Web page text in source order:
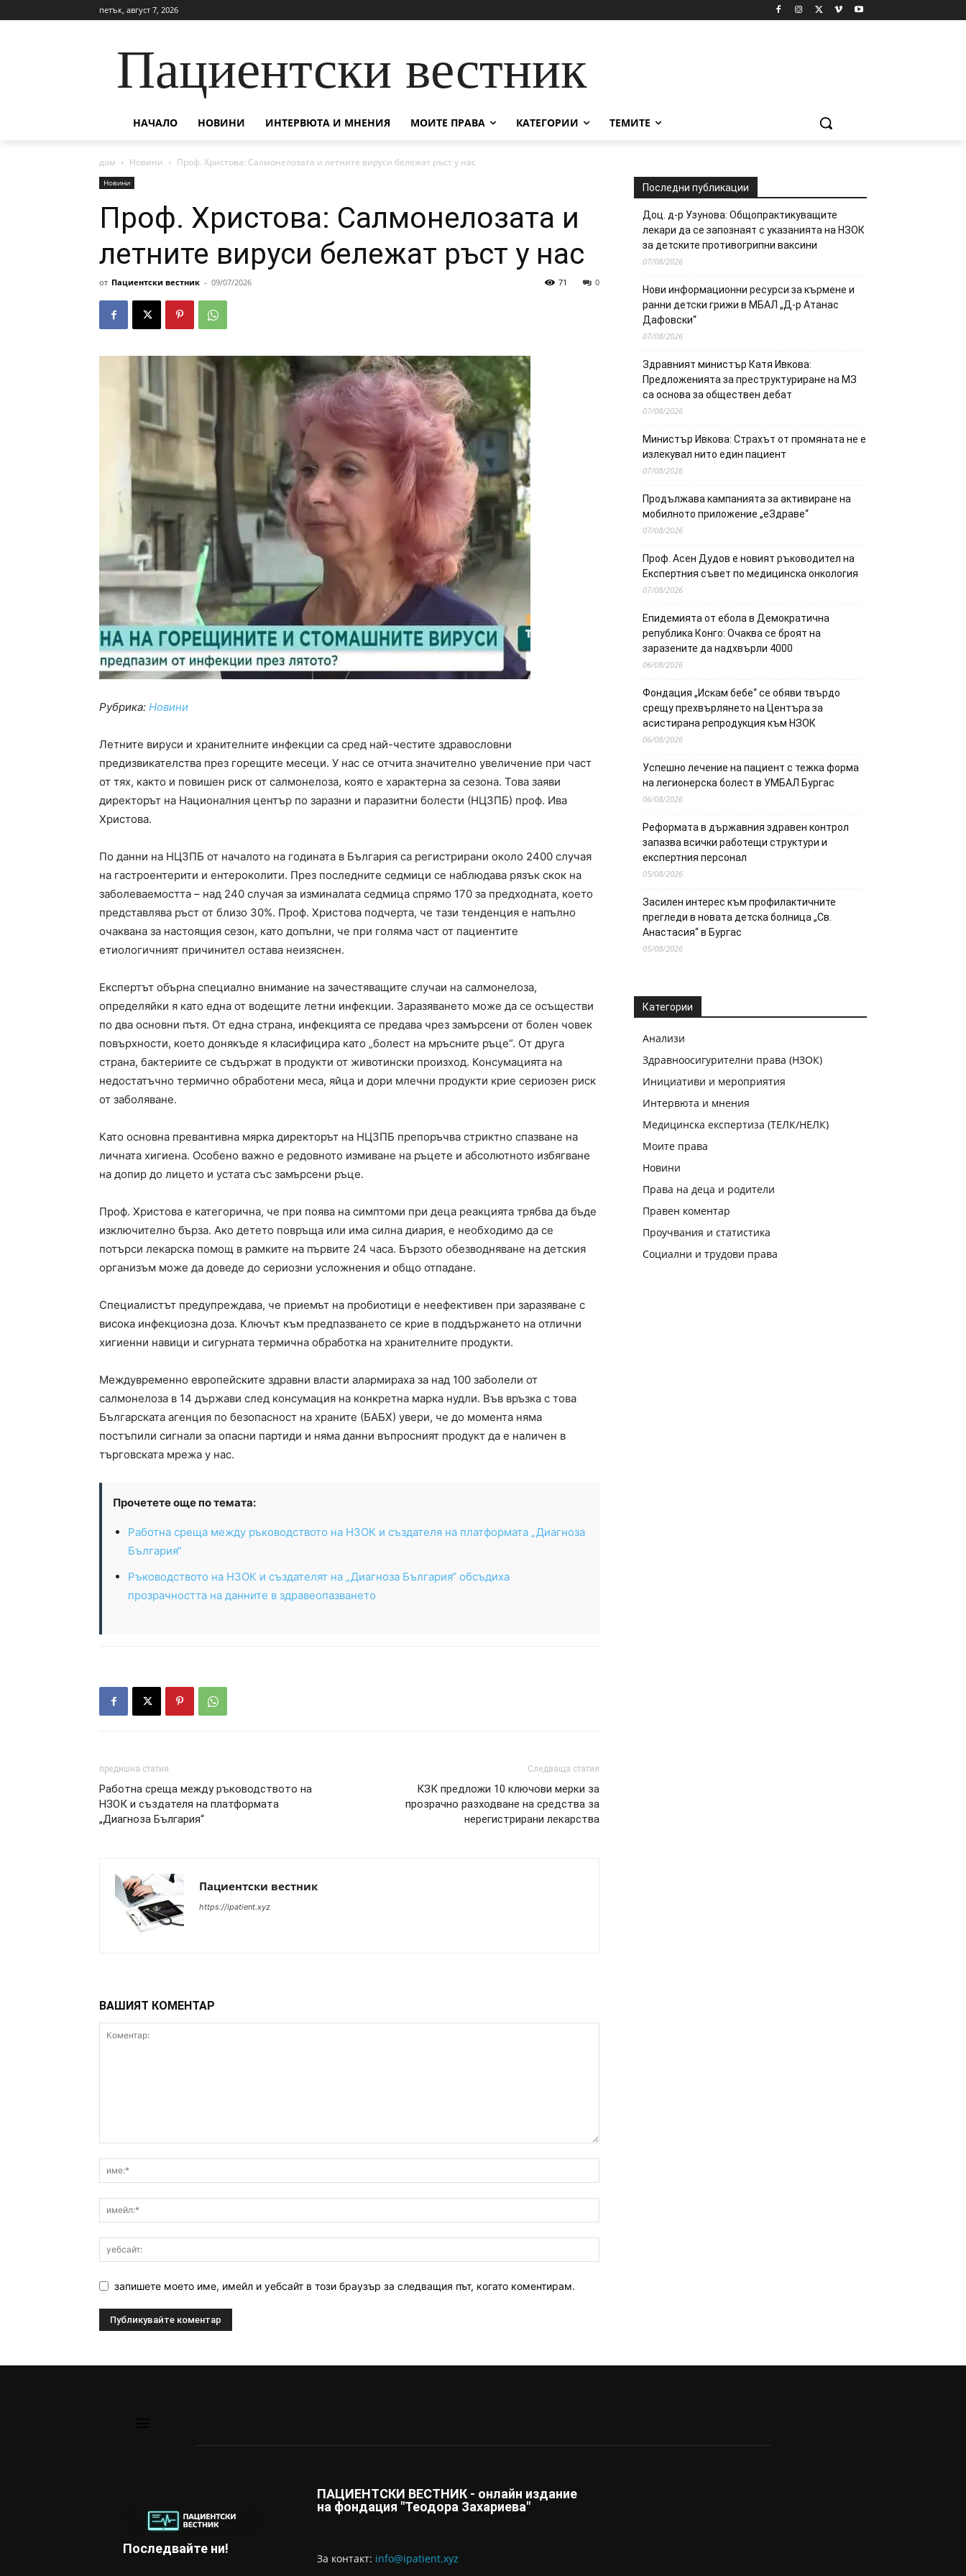
петък, август 7, 2026
Пациентски вестник
НАЧАЛО НОВИНИ ИНТЕРВЮТА И МНЕНИЯ МОИТЕ ПРАВА КАТЕГОРИИ ТЕМИТЕ
дом Новини Проф. Христова: Салмонелозата и летните вируси бележат ръст у нас
Новини
Проф. Христова: Салмонелозата и
летните вируси бележат ръст у нас
от Пациентски вестник - 09/07/2026 0
71
Рубрика: Новини
Летните вируси и хранителните инфекции са сред най-честите здравословни
предизвикателства през горещите месеци. У нас се отчита значително увеличение при част
от тях, както и повишен риск от салмонелоза, която е характерна за сезона. Това заяви
директорът на Националния център по заразни и паразитни болести (НЦЗПБ) проф. Ива
Христова.
По данни на НЦЗПБ от началото на годината в България са регистрирани около 2400 случая
на гастроентерити и ентероколити. През последните седмици се наблюдава рязък скок на
заболеваемостта – над 240 случая за изминалата седмица спрямо 170 за предходната, което
представлява ръст от близо 30%. Проф. Христова подчерта, че тази тенденция е напълно
очаквана за настоящия сезон, като допълни, че при голяма част от пациентите
етиологичният причинител остава неизяснен.
Експертът обърна специално внимание на зачестяващите случаи на салмонелоза,
определяйки я като една от водещите летни инфекции. Заразяването може да се осъществи
по два основни пътя. От една страна, инфекцията се предава чрез замърсени от болен човек
повърхности, което донякъде я класифицира като „болест на мръсните ръце“. От друга
страна, бактериите се съдържат в продукти от животински произход. Консумацията на
недостатъчно термично обработени меса, яйца и дори млечни продукти крие сериозен риск
от заболяване.
Като основна превантивна мярка директорът на НЦЗПБ препоръчва стриктно спазване на
личната хигиена. Особено важно е редовното измиване на ръцете и абсолютното избягване
на допир до лицето и устата със замърсени ръце.
Проф. Христова е категорична, че при поява на симптоми при деца реакцията трябва да бъде
изключително бърза. Ако детето повръща или има силна диария, е необходимо да се
потърси лекарска помощ в рамките на първите 24 часа. Бързото обезводняване на детския
организъм може да доведе до сериозни усложнения и общо отпадане.
Специалистът предупреждава, че приемът на пробиотици е неефективен при заразяване с
висока инфекциозна доза. Ключът към предпазването се крие в поддържането на отлични
хигиенни навици и сигурната термична обработка на хранителните продукти.
Междувременно европейските здравни власти алармираха за над 100 заболели от
салмонелоза в 14 държави след консумация на конкретна марка нудли. Във връзка с това
Българската агенция по безопасност на храните (БАБХ) увери, че до момента няма
постъпили сигнали за опасни партиди и няма данни въпросният продукт да е наличен в
търговската мрежа у нас.
Прочетете още по темата:
Работна среща между ръководството на НЗОК и създателя на платформата „Диагноза
България“
Ръководството на НЗОК и създателят на „Диагноза България“ обсъдиха
прозрачността на данните в здравеопазването
предишна статия
Работна среща между ръководството на
НЗОК и създателя на платформата
„Диагноза България“
Следваща статия
КЗК предложи 10 ключови мерки за
прозрачно разходване на средства за
нерегистрирани лекарства
Пациентски вестник
https://ipatient.xyz
ВАШИЯТ КОМЕНТАР
запишете моето име, имейл и уебсайт в този браузър за следващия път, когато коментирам.
Последни публикации
Доц. д-р Узунова: Общопрактикуващите
лекари да се запознаят с указанията на НЗОК
за детските противогрипни ваксини
07/08/2026
Нови информационни ресурси за кърмене и
ранни детски грижи в МБАЛ „Д-р Атанас
Дафовски“
07/08/2026
Здравният министър Катя Ивкова:
Предложенията за преструктуриране на МЗ
са основа за обществен дебат
07/08/2026
Министър Ивкова: Страхът от промяната не е
излекувал нито един пациент
07/08/2026
Продължава кампанията за активиране на
мобилното приложение „еЗдраве“
07/08/2026
Проф. Асен Дудов е новият ръководител на
Експертния съвет по медицинска онкология
07/08/2026
Епидемията от ебола в Демократична
република Конго: Очаква се броят на
заразените да надхвърли 4000
06/08/2026
Фондация „Искам бебе“ се обяви твърдо
срещу прехвърлянето на Центъра за
асистирана репродукция към НЗОК
06/08/2026
Успешно лечение на пациент с тежка форма
на легионерска болест в УМБАЛ Бургас
06/08/2026
Реформата в държавния здравен контрол
запазва всички работещи структури и
експертния персонал
05/08/2026
Засилен интерес към профилактичните
прегледи в новата детска болница „Св.
Анастасия“ в Бургас
05/08/2026
Категории
Анализи
Здравноосигурителни права (НЗОК)
Инициативи и мероприятия
Интервюта и мнения
Медицинска експертиза (ТЕЛК/НЕЛК)
Моите права
Новини
Права на деца и родители
Правен коментар
Проучвания и статистика
Социални и трудови права
Последвайте ни!
ПАЦИЕНТСКИ ВЕСТНИК - онлайн издание
на фондация "Теодора Захариева"
За контaкт: info@ipatient.xyz